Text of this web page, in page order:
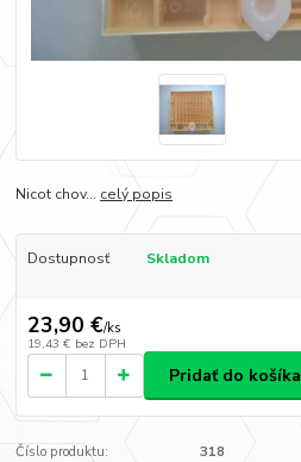
Nicot chov... celý popis
Dostupnosť Skladom
23,90 €/ks
19,43 € bez DPH
Pridať do košíka
Číslo produktu: 318